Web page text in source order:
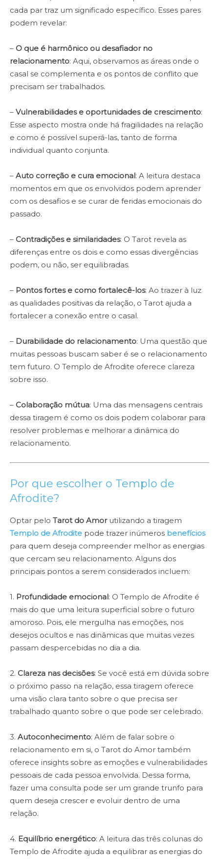
cada par traz um significado específico. Esses pares
podem revelar:
– O que é harmônico ou desafiador no
relacionamento: Aqui, observamos as áreas onde o
casal se complementa e os pontos de conflito que
precisam ser trabalhados.
– Vulnerabilidades e oportunidades de crescimento:
Esse aspecto mostra onde há fragilidades na relação
e como é possível superá-las, tanto de forma
individual quanto conjunta.
– Auto correção e cura emocional: A leitura destaca
momentos em que os envolvidos podem aprender
com os desafios e se curar de feridas emocionais do
passado.
– Contradições e similaridades: O Tarot revela as
diferenças entre os dois e como essas divergências
podem, ou não, ser equilibradas.
– Pontos fortes e como fortalecê-los: Ao trazer à luz
as qualidades positivas da relação, o Tarot ajuda a
fortalecer a conexão entre o casal.
– Durabilidade do relacionamento: Uma questão que
muitas pessoas buscam saber é se o relacionamento
tem futuro. O Templo de Afrodite oferece clareza
sobre isso.
– Colaboração mútua: Uma das mensagens centrais
dessa tiragem é como os dois podem colaborar para
resolver problemas e melhorar a dinâmica do
relacionamento.
Por que escolher o Templo de
Afrodite?
Optar pelo Tarot do Amorutilizando a tiragem
Templo de Afrodite pode trazer inúmeros benefícios
para quem deseja compreender melhor as energias
que cercam seu relacionamento. Alguns dos
principais pontos a serem considerados incluem:
1. Profundidade emocional: O Templo de Afrodite é
mais do que uma leitura superficial sobre o futuro
amoroso. Pois, ele mergulha nas emoções, nos
desejos ocultos e nas dinâmicas que muitas vezes
passam despercebidas no dia a dia.
2. Clareza nas decisões: Se você está em dúvida sobre
o próximo passo na relação, essa tiragem oferece
uma visão clara tanto sobre o que precisa ser
trabalhado quanto sobre o que pode ser celebrado.
3. Autoconhecimento: Além de falar sobre o
relacionamento em si, o Tarot do Amor também
oferece insights sobre as emoções e vulnerabilidades
pessoais de cada pessoa envolvida. Dessa forma,
fazer uma consulta pode ser um grande trunfo para
quem deseja crescer e evoluir dentro de uma
relação.
4. Equilíbrio energético: A leitura das três colunas do
Templo de Afrodite ajuda a equilibrar as energias do